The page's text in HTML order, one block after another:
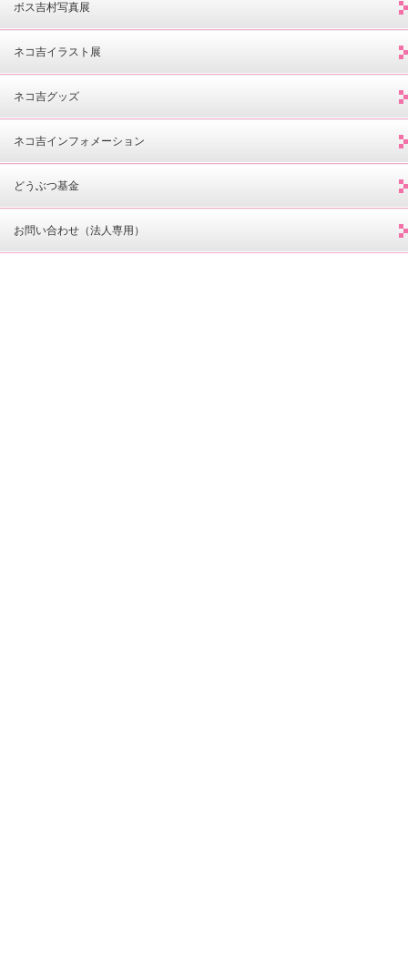
ボス吉村写真展
ネコ吉イラスト展
ネコ吉グッズ
ネコ吉インフォメーション
どうぶつ基金
お問い合わせ（法人専用）